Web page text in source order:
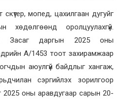
мопед, цахилгаан дугуйг
оролцуулахгүй.
Засаг даргын 2025 оны
А/1453 тоот захирамжаар
аюулгүй байдлыг хангаж,
сэргийлэх зорилгоор
2025 оны аравдугаар сарын 20-